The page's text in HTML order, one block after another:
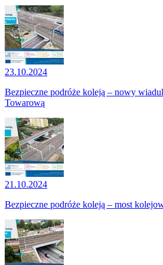
23.10.2024
Bezpieczne podróże koleją – nowy
Towarową
21.10.2024
Bezpieczne podróże koleją – most